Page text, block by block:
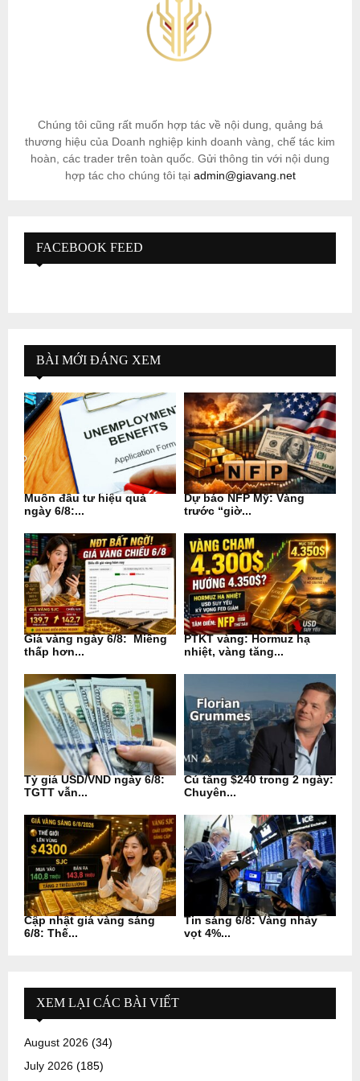
Chúng tôi cũng rất muốn hợp tác về nội dung, quảng bá
thương hiệu của Doanh nghiệp kinh doanh vàng, chế tác kim
hoàn, các trader trên toàn quốc. Gửi thông tin với nội dung
hợp tác cho chúng tôi tại admin@giavang.net
FACEBOOK FEED
BÀI MỚI ĐÁNG XEM
Muốn đầu tư hiệu quả
ngày 6/8:...
Dự báo NFP Mỹ: Vàng
trước “giờ...
Giá vàng ngày 6/8: Miếng
thấp hơn...
PTKT vàng: Hormuz hạ
nhiệt, vàng tăng...
Tỷ giá USD/VND ngày 6/8:
TGTT vẫn...
Cú tăng $240 trong 2 ngày:
Chuyên...
Cập nhật giá vàng sáng
6/8: Thế...
Tin sáng 6/8: Vàng nhảy
vọt 4%...
XEM LẠI CÁC BÀI VIẾT
August 2026 (34)
July 2026 (185)